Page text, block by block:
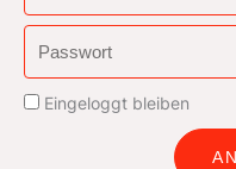
oder
E-
Mail-
Adresse
Passwort
Eingeloggt bleiben